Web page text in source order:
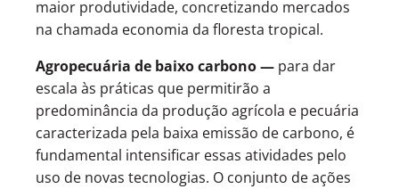
maior produtividade, concretizando mercados
na chamada economia da floresta tropical.
Agropecuária de baixo carbono — para dar
escala às práticas que permitirão a
predominância da produção agrícola e pecuária
caracterizada pela baixa emissão de carbono, é
fundamental intensificar essas atividades pelo
uso de novas tecnologias. O conjunto de ações